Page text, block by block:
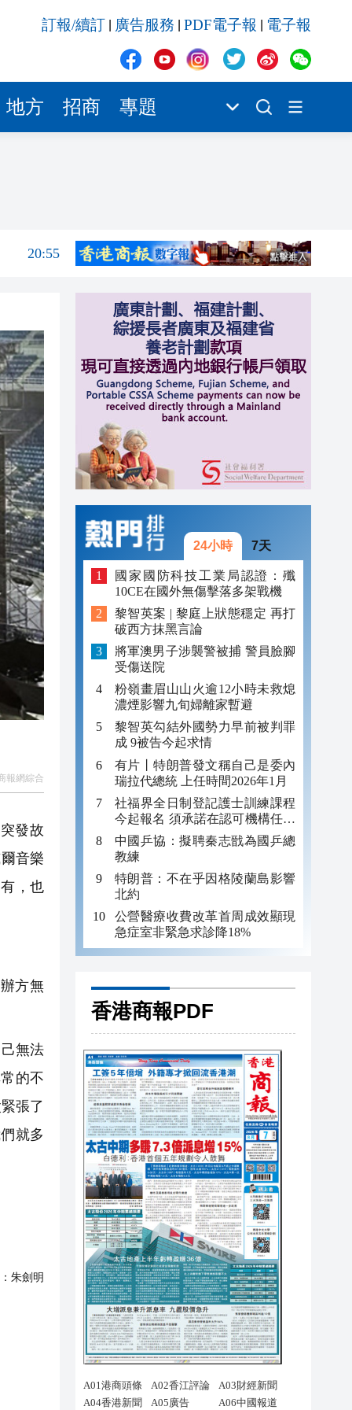
訂報/續訂 廣告服務 PDF電子報 電子報
地方 招商 專題
20:42
20:41
20:55
20:41
20:40
21:08
21:04
20:55
20:42
20:42
20:41
20:40
報網綜合
發故
音樂
，也
方無
無法
的不
張了
就多
朱劍明
24小時 7天
國家國防科技工業局認證：殲
10CE在國外無傷擊落多架戰機
黎智英案 | 黎庭上狀態穩定 再打
破西方抹黑言論
將軍澳男子涉襲警被捕 警員臉腳
受傷送院
粉嶺畫眉山山火逾12小時未救熄
濃煙影響九旬婦離家暫避
黎智英勾結外國勢力早前被判罪
成 9被告今起求情
有片丨特朗普發文稱自己是委內
瑞拉代總統 上任時間2026年1月
社福界全日制登記護士訓練課程
今起報名 須承諾在認可機構任職
至少三年
中國乒協：擬聘秦志戩為國乒總
教練
特朗普：不在乎因格陵蘭島影響
北約
公營醫療收費改革首周成效顯現
急症室非緊急求診降18%
香港商報PDF